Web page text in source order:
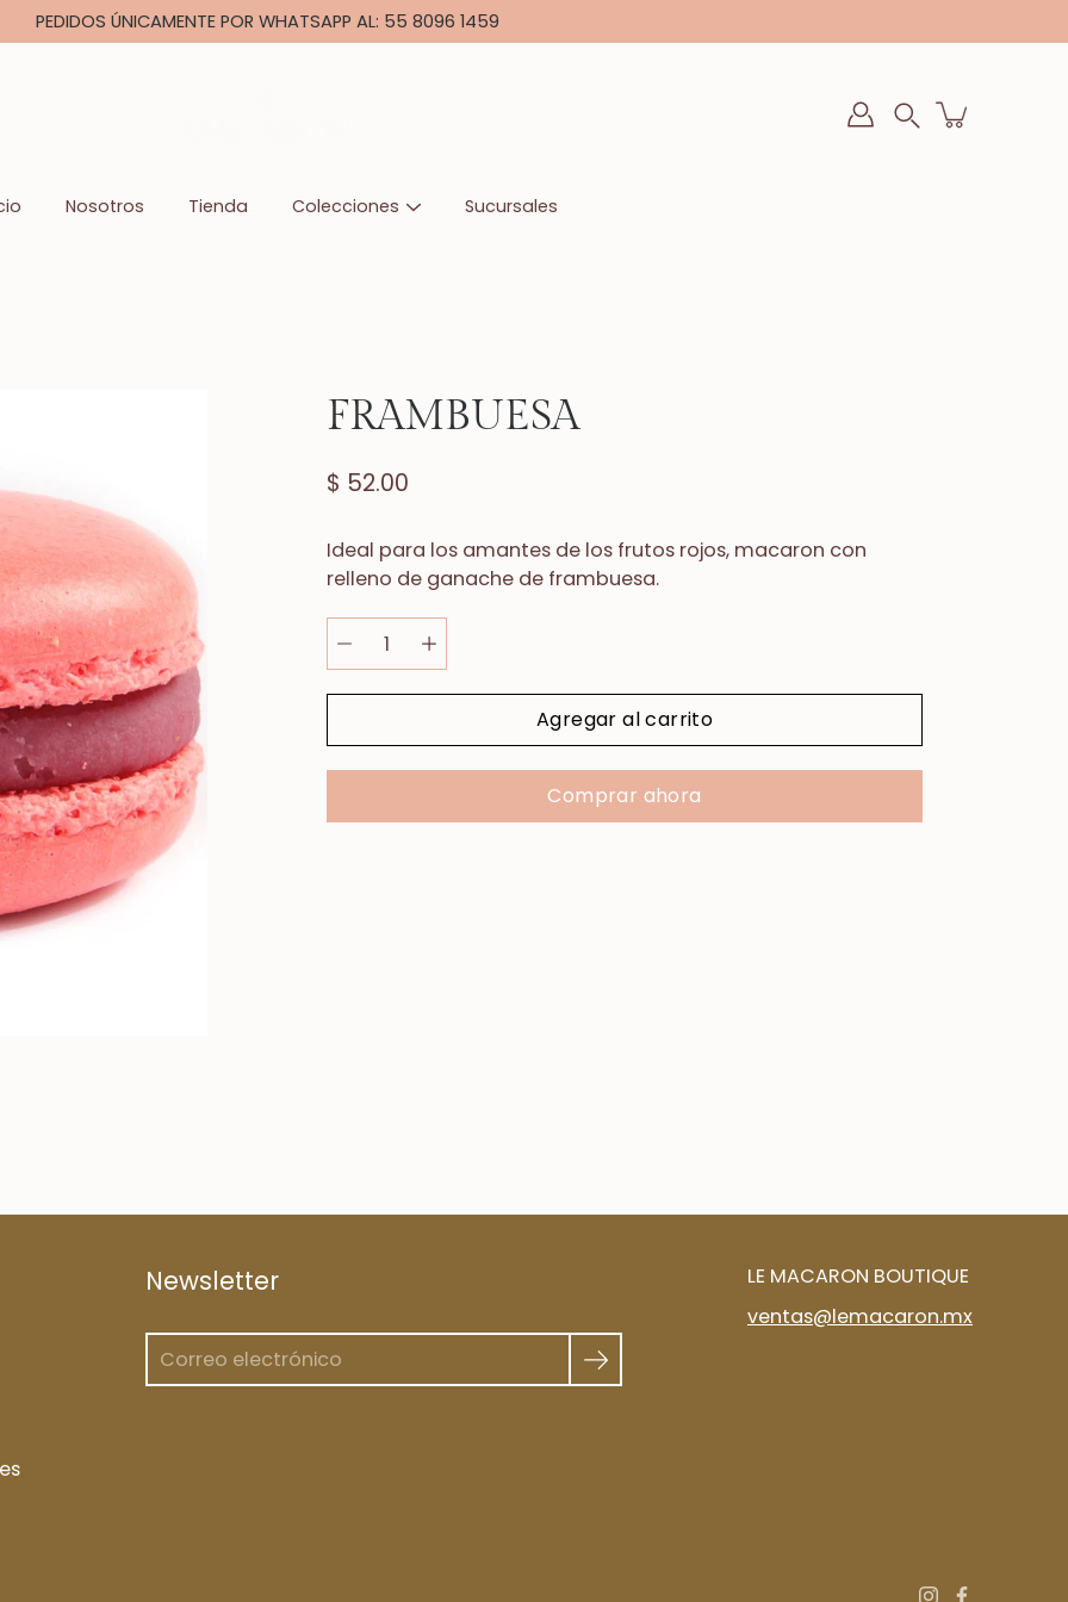
PEDIDOS ÚNICAMENTE POR WHATSAPP AL: 55 8096 1459
Nosotros Tienda Colecciones Sucursales
Buscar
FRAMBUESA
$ 52.00
Ideal para los amantes de los frutos rojos, macaron con
relleno de ganache de frambuesa.
Agregar al carrito
Comprar ahora
Newsletter
LE MACARON BOUTIQUE
ventas@lemacaron.mx